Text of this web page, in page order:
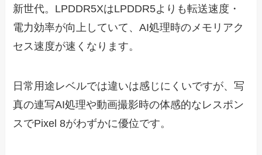
新世代。LPDDR5XはLPDDR5よりも転送速度・
電力効率が向上していて、AI処理時のメモリアク
セス速度が速くなります。
日常用途レベルでは違いは感じにくいですが、写
真の連写AI処理や動画撮影時の体感的なレスポン
スでPixel 8がわずかに優位です。